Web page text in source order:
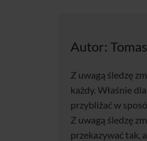
Autor:
Z uwagą śledzę
każdy. Właśnie
przybliżać w
Z uwagą śledzę
przekazywać tak,